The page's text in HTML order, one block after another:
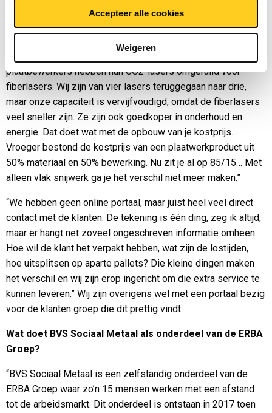
Accepteer alle cookies
Weigeren
“De toekomst zie ik in een completer pakket. Meer
samenstellen, poedercoaten, afbouwen en monteren. Dit om
het pure plaatbewerken moeilijk gaat worden. Alle grote
plaatbewerkers hebben hun CO2-lasers omgeruild voor
fiberlasers. Wij zijn van vier lasers teruggegaan naar drie,
maar onze capaciteit is vervijfvoudigd, omdat de fiberlasers
veel sneller zijn. Ze zijn ook goedkoper in onderhoud en
energie. Dat doet wat met de opbouw van je kostprijs.
Vroeger bestond de kostprijs van een plaatwerkproduct uit
50% materiaal en 50% bewerking. Nu zit je al op 85/15… Met
alleen vlak snijwerk ga je het verschil niet meer maken.”
“We hebben geen online portaal, maar juist heel veel direct
contact met de klanten. De tekening is één ding, zeg ik altijd,
maar er hangt net zoveel ongeschreven informatie omheen.
Hoe wil de klant het verpakt hebben, wat zijn de lostijden,
hoe uitsplitsen op aparte pallets? Die kleine dingen maken
het verschil en wij zijn erop ingericht om die extra service te
kunnen leveren.” Wij zijn overigens wel met een portaal bezig
voor de klanten groep die dit prettig vindt.
Wat doet BVS Sociaal Metaal als onderdeel van de ERBA
Groep?
“BVS Sociaal Metaal is een zelfstandig onderdeel van de
ERBA Groep waar zo’n 15 mensen werken met een afstand
tot de arbeidsmarkt. Dit onderdeel is ontstaan in 2017 toen